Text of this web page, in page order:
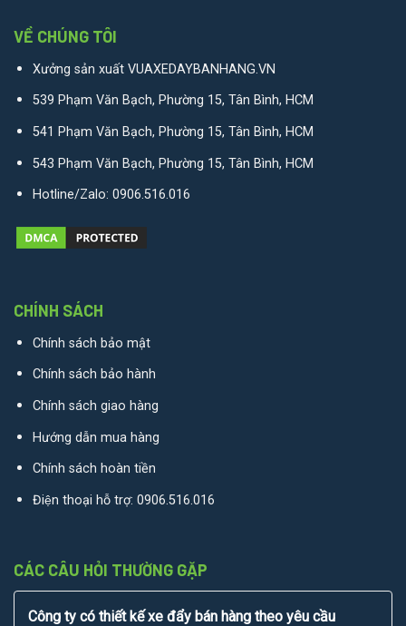
VỀ CHÚNG TÔI
Xưởng sản xuất VUAXEDAYBANHANG.VN
539 Phạm Văn Bạch, Phường 15, Tân Bình, HCM
541 Phạm Văn Bạch, Phường 15, Tân Bình, HCM
543 Phạm Văn Bạch, Phường 15, Tân Bình, HCM
Hotline/Zalo: 0906.516.016
CHÍNH SÁCH
Chính sách bảo mật
Chính sách bảo hành
Chính sách giao hàng
Hướng dẫn mua hàng
Chính sách hoàn tiền
Điện thoại hỗ trợ: 0906.516.016
CÁC CÂU HỎI THƯỜNG GẶP
Công ty có thiết kế xe đẩy bán hàng theo yêu cầu